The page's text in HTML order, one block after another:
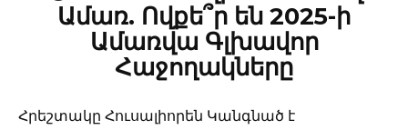
Ամառ. Ովքե՞ր են 2025-ի
Ամառվա Գլխավոր
Հաջողակները
Հրեշտակը Հուսալիորեն Կանգնած է